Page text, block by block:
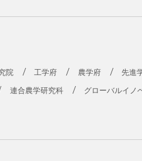
院 工学府 農学府 先進
連合農学研究科 グローバルイノ